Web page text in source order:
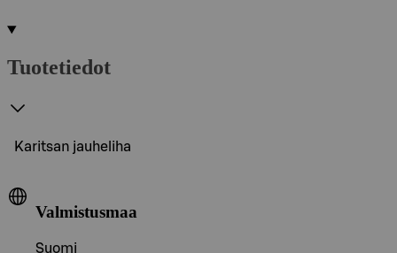
Tuotetiedot
Karitsan jauheliha
Valmistusmaa
Suomi